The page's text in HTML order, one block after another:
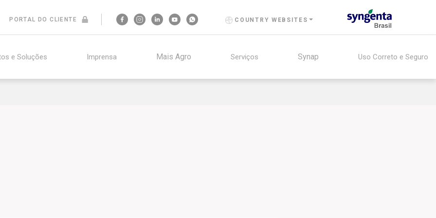
PORTAL DO CLIENTE COUNTRY WEBSITES
e Soluções Imprensa Mais Agro Serviços Synap Uso Correto e Seguro